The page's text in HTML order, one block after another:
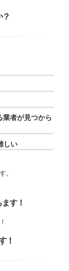
業者が見つから
しい
。
す！
！